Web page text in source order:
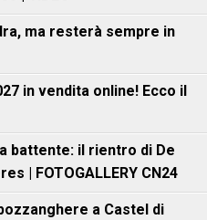
ma resterà sempre in
in vendita online! Ecco il
battente: il rientro di De
| FOTOGALLERY CN24
a Castel di